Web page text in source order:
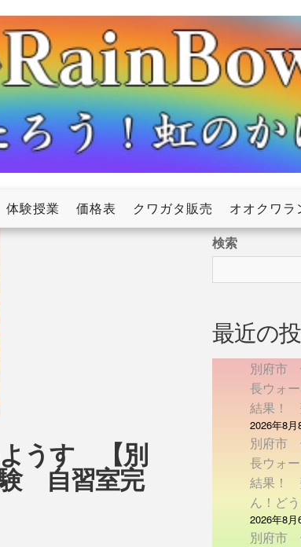
体験授業 価格表 クワガタ販売 オオクワラ
うす 【別
自習室完
検索
最近の
別府市
長ウォ
結果！
2026年8月
別府市
長ウォ
結果！
ん！ど
2026年8月
別府市